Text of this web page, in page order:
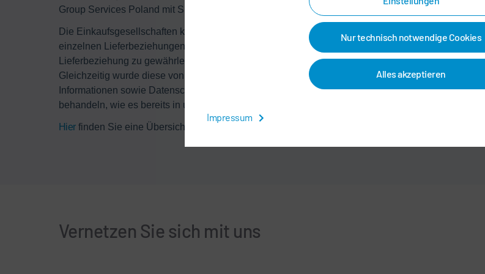
Nur technisch notwendige Cookies
Alles akzeptieren
Impressum
Group Services Poland mit Sitz in Posen, sowie die Dürr Group Services GmbH mit Sitz in
Die Einkaufsgesellschaften können daher zukünftig beim Abschluss von
einzelnen Lieferbeziehungen im Namen unserer nachfolgend aufgeführten Unternehmen
Lieferbeziehung zu gewährleisten, möchten wir Ihnen hiermit versichern, dass die
Gleichzeitig wurde diese von uns verpflichtet, den ohnehin innerhalb der Dürr
Informationen sowie Datenschutz einzuhalten. Wir möchten Sie bitten, die KollegInnen bei
behandeln, wie es bereits in unserer bisherigen Geschäftsbeziehung der Fall war.
Hierfinden Sie eine Übersicht der Konzerngesellschaften der Dürr Gruppe im Bereich der
Vernetzen Sie sich mit uns